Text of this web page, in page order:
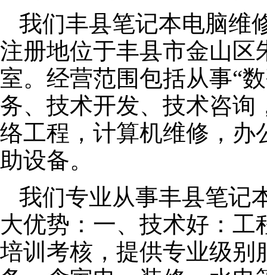
我们丰县笔记本电脑维
注册地位于丰县市金山区
室。经营范围包括从事“
务、技术开发、技术咨询
络工程，计算机维修，办
助设备。
我们专业从事丰县笔记
大优势：一、技术好：
培训考核，提供专业级别